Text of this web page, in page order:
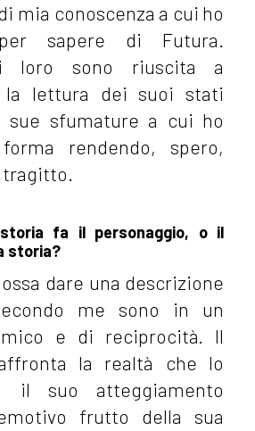
mia conoscenza a cui ho
sapere di Futura.
loro sono riuscita a
la lettura dei suoi stati
sue sfumature a cui ho
rendendo, spero,
tragitto.
fa il personaggio, o il
storia?
dare una descrizione
me sono in un
e di reciprocità. Il
la realtà che lo
il suo atteggiamento
frutto della sua